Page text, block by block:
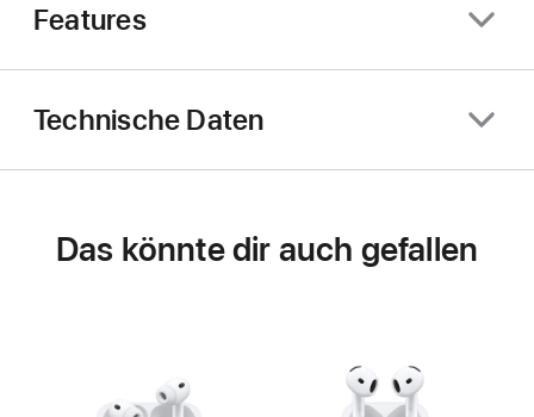
Features
Technische Daten
Das könnte dir auch gefallen